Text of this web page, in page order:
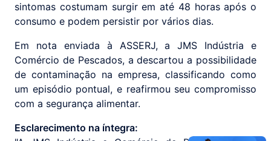
sintomas costumam surgir em até 48 horas após o
consumo e podem persistir por vários dias.
Em nota enviada à ASSERJ, a JMS Indústria e
Comércio de Pescados, a descartou a possibilidade
de contaminação na empresa, classificando como
um episódio pontual, e reafirmou seu compromisso
com a segurança alimentar.
Esclarecimento na íntegra: